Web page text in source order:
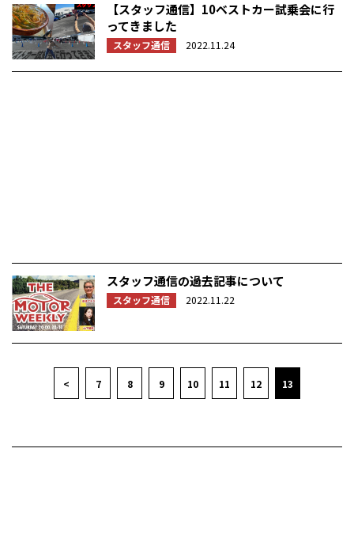
【スタッフ通信】10ベストカー試乗会に行
ってきました
スタッフ通信 2022.11.24
スタッフ通信の過去記事について
スタッフ通信 2022.11.22
< 7 8 9 10 11 12 13